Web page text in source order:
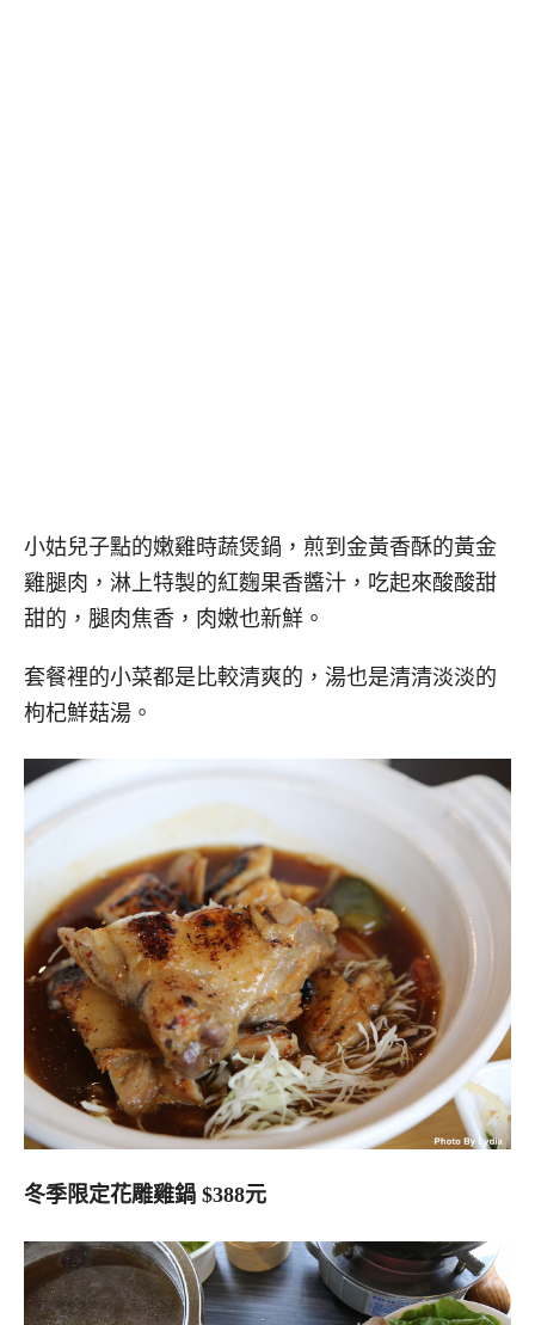
小姑兒子點的嫩雞時蔬煲鍋，煎到金黃香酥的黃金
雞腿肉，淋上特製的紅麴果香醬汁，吃起來酸酸甜
甜的，腿肉焦香，肉嫩也新鮮。
套餐裡的小菜都是比較清爽的，湯也是清清淡淡的
枸杞鮮菇湯。
冬季限定花雕雞鍋 $388元